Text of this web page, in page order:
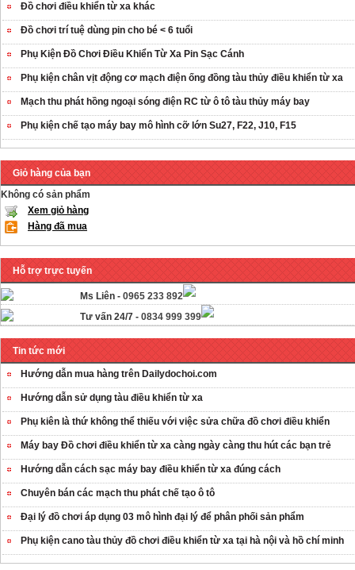
Đồ chơi điều khiển từ xa khác
Đồ chơi trí tuệ dùng pin cho bé < 6 tuổi
Phụ Kiện Đồ Chơi Điều Khiển Từ Xa Pin Sạc Cánh
Phụ kiện chân vịt động cơ mạch điện ống đồng tàu thủy điều khiển từ xa
Mạch thu phát hồng ngoại sóng điện RC từ ô tô tàu thủy máy bay
Phụ kiện chế tạo máy bay mô hình cỡ lớn Su27, F22, J10, F15
Giỏ hàng của bạn
Không có sản phẩm
Xem giỏ hàng
Hàng đã mua
Hỗ trợ trực tuyến
Ms Liên - 0965 233 892
Tư vấn 24/7 - 0834 999 399
Tin tức mới
Hướng dẫn mua hàng trên Dailydochoi.com
Hướng dẫn sử dụng tàu điều khiển từ xa
Phụ kiên là thứ không thể thiếu với việc sửa chữa đồ chơi điều khiển
Máy bay Đồ chơi điều khiển từ xa càng ngày càng thu hút các bạn trẻ
Hướng dẫn cách sạc máy bay điều khiển từ xa đúng cách
Chuyên bán các mạch thu phát chế tạo ô tô
Đại lý đồ chơi áp dụng 03 mô hình đại lý để phân phối sản phẩm
Phụ kiện cano tàu thủy đồ chơi điều khiển từ xa tại hà nội và hồ chí minh